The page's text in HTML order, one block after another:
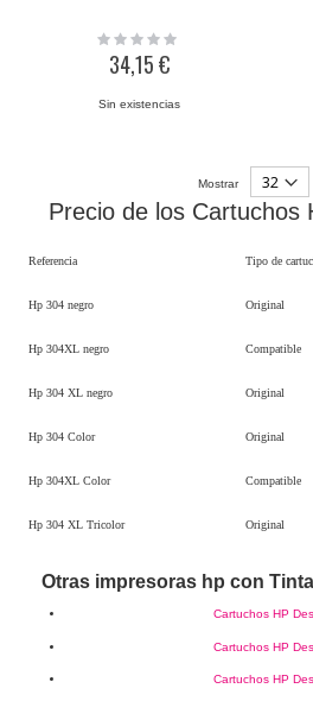
Rating:
34,15 €
Sin existencias
Mostrar
Precio de los Cartuchos
Referencia Tipo de
Hp 304 negro Original
Hp 304XL negro Compatible
Hp 304 XL negro Original
Hp 304 Color Original
Hp 304XL Color Compatible
Hp 304 XL Tricolor Original
Otras impresoras hp con
Cartuchos HP
Cartuchos HP
Cartuchos HP